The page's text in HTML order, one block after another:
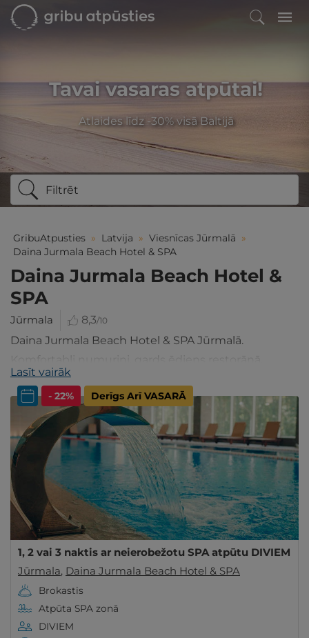
Tavai vasaras atpūtai!
Atlaides līdz -30% visā Baltijā
Filtrēt
GribuAtpusties » Latvija » Viesnīcas Jūrmalā »
Daina Jurmala Beach Hotel & SPA
Daina Jurmala Beach Hotel &
SPA
Jūrmala 8,3/10
Daina Jurmala Beach Hotel & SPA Jūrmalā.
Komfortabli numuriņi, gards ēdiens restorānā.
Džakuzi, pirtis, baseins SPA centrā. Izvēlies
piedāvājumu!
Lasīt vairāk
- 22% Derīgs Arī VASARĀ
1, 2 vai 3 naktis ar neierobežotu SPA atpūtu DIVIEM
Jūrmala, Daina Jurmala Beach Hotel & SPA
Brokastis
Atpūta SPA zonā
DIVIEM